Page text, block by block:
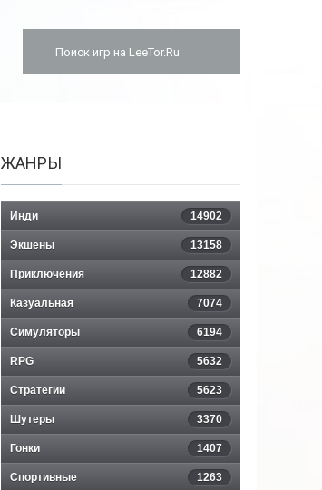
ЖАНРЫ
Инди 14902
Экшены 13158
Приключения 12882
Казуальная 7074
Симуляторы 6194
RPG 5632
Стратегии 5623
Шутеры 3370
Гонки 1407
Спортивные 1263